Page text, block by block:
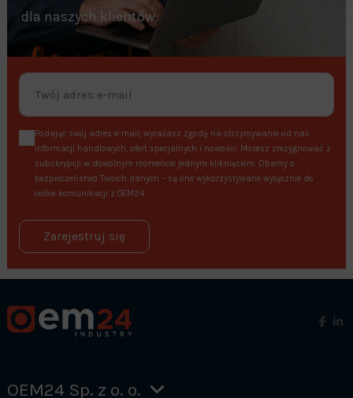
dla naszych klientów.
Podając swój adres e-mail, wyrażasz zgodę na otrzymywanie od nas
informacji handlowych, ofert specjalnych i nowości. Możesz zrezygnować z
subskrypcji w dowolnym momencie jednym kliknięciem. Dbamy o
bezpieczeństwo Twoich danych – są one wykorzystywane wyłącznie do
celów komunikacji z OEM24.
Zarejestruj się
OEM24 Sp. z o. o.